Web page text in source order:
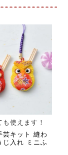
使えます！
芸キット 縫わ
じ入れ ミニふ